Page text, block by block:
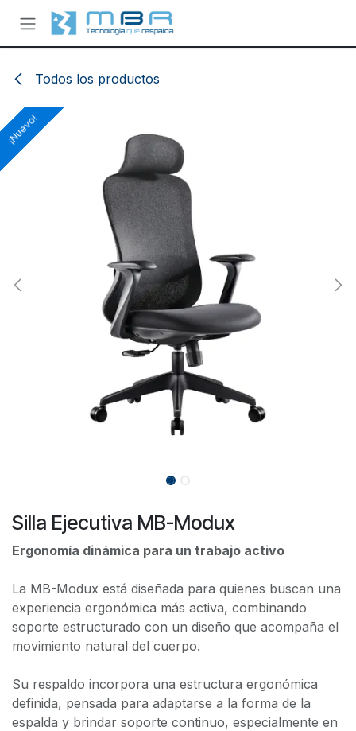
Ir al contenido
Todos los productos
¡Nuevo!
¡Nuevo!
Silla Ejecutiva MB-Modux
Ergonomía dinámica para un trabajo activo
La MB-Modux está diseñada para quienes buscan una
experiencia ergonómica más activa, combinando
soporte estructurado con un diseño que acompaña el
movimiento natural del cuerpo.
Su respaldo incorpora una estructura ergonómica
definida, pensada para adaptarse a la forma de la
espalda y brindar soporte continuo, especialmente en